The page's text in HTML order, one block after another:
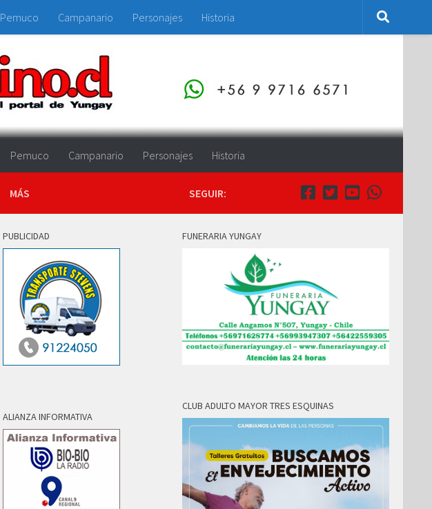
Pemuco Campanario Personajes Historia
Pemuco Campanario Personajes Historia
SEGUIR:
FUNERARIA YUNGAY
CLUB ADULTO MAYOR TRES ESQUINAS
MÁS
PUBLICIDAD
ALIANZA INFORMATIVA